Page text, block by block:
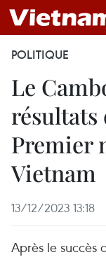
POLITIQUE
Le
résultats
Premier
Vietnam
13/12/2023 13:18
Après le succès